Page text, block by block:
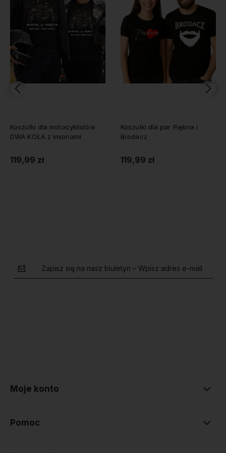
Koszulki dla motocyklistów
DWA KOŁA z imionami
119,99 zł
Koszulki dla par Piękna i
Brodacz
119,99 zł
Zapisz się na nasz biuletyn – Wpisz adres e-mail
Moje konto
Pomoc